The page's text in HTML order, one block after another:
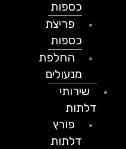
כספות
פריצת
כספות
החלפת
מנעולים
שירותי
דלתות
פורץ
דלתות